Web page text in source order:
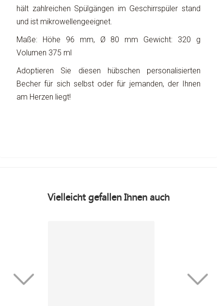
hält zahlreichen Spülgängen im Geschirrspüler stand
und ist mikrowellengeeignet.
Maße: Höhe 96 mm, Ø 80 mm Gewicht: 320 g
Volumen 375 ml
Adoptieren Sie diesen hübschen personalisierten
Becher für sich selbst oder für jemanden, der Ihnen
am Herzen liegt!
Vielleicht gefallen Ihnen auch